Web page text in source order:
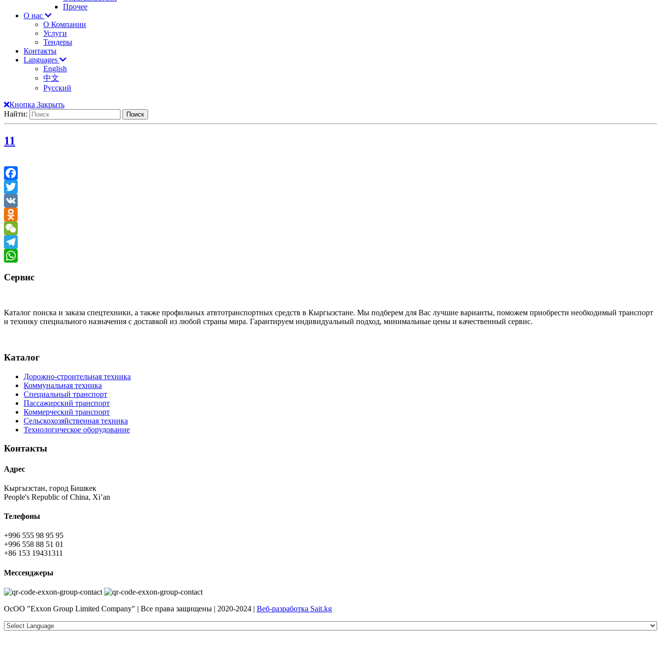
Прочее
О нас
О Компании
Услуги
Тендеры
Контакты
Languages
English
中文
Русский
Кнопка Закрыть
Найти:
11
Facebook
Twitter
VK
Odnoklassniki
WeChat
Telegram
Сервис
Каталог поиска и заказа спецтехники, а также профильных атвтотранспортных средств в Кыргызстане. Мы подберем для Вас лучшие варианты, поможем приобрести необходимый транспорт
и технику специального назначения с доставкой из любой страны мира. Гарантируем индивидуальный подход, минимальные цены и качественный сервис.
Каталог
Дорожно-строительная техника
Коммунальная техника
Специальный транспорт
Пассажирский транспорт
Коммерческий транспорт
Сельскохозяйственная техника
Технологическое оборудование
Контакты
Адрес
Кыргызстан, город Бишкек
People's Republic of China, Xi’an
Телефоны
+996 555 98 95 95
+996 558 88 51 01
+86 153 19431311
Мессенджеры
ОсОО "Exxon Group Limited Company" | Все права защищены | 2020-2024 | Веб-разработка Sait.kg